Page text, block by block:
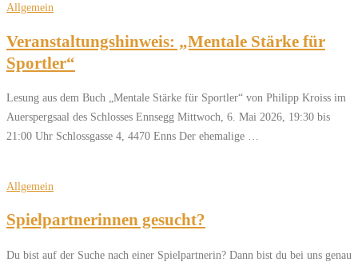
Allgemein
Veranstaltungshinweis: „Mentale Stärke für
Sportler“
Lesung aus dem Buch „Mentale Stärke für Sportler“ von Philipp Kroiss im
Auerspergsaal des Schlosses Ennsegg Mittwoch, 6. Mai 2026, 19:30 bis
21:00 Uhr Schlossgasse 4, 4470 Enns Der ehemalige …
Allgemein
Spielpartnerinnen gesucht?
Du bist auf der Suche nach einer Spielpartnerin? Dann bist du bei uns genau